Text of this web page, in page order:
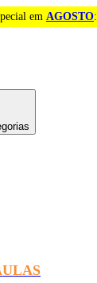
em AGOSTO: